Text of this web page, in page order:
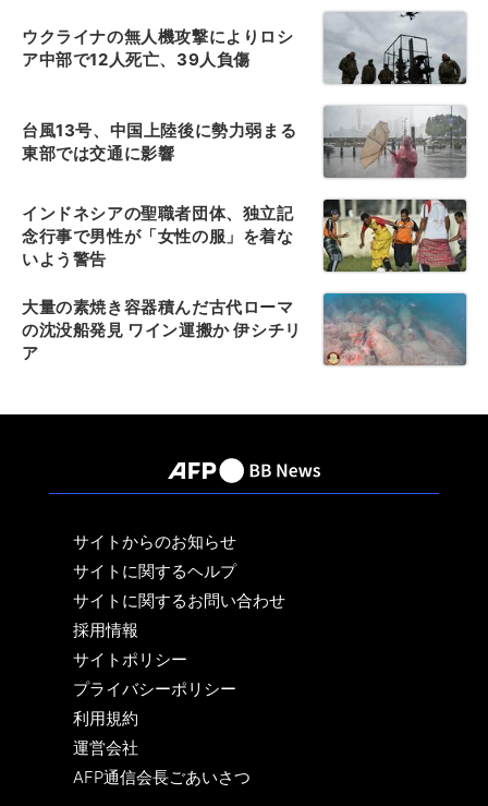
ウクライナの無人機攻撃によりロシ
ア中部で12人死亡、39人負傷
台風13号、中国上陸後に勢力弱まる
東部では交通に影響
インドネシアの聖職者団体、独立記
念行事で男性が「女性の服」を着な
いよう警告
大量の素焼き容器積んだ古代ローマ
の沈没船発見 ワイン運搬か 伊シチリ
ア
サイトからのお知らせ
サイトに関するヘルプ
サイトに関するお問い合わせ
採用情報
サイトポリシー
プライバシーポリシー
利用規約
運営会社
AFP通信会長ごあいさつ